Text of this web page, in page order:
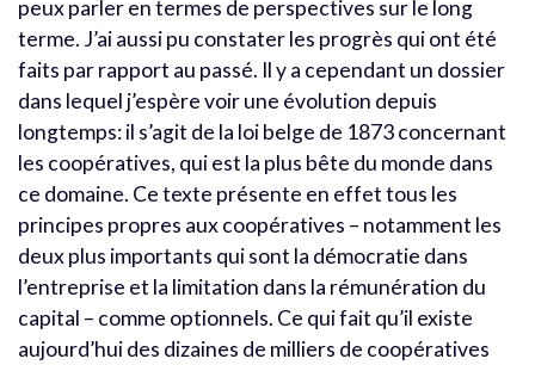
peux parler en termes de perspectives sur le long
terme. J’ai aussi pu constater les progrès qui ont été
faits par rapport au passé. Il y a cependant un dossier
dans lequel j’espère voir une évolution depuis
longtemps: il s’agit de la loi belge de 1873 concernant
les coopératives, qui est la plus bête du monde dans
ce domaine. Ce texte présente en effet tous les
principes propres aux coopératives – notamment les
deux plus importants qui sont la démocratie dans
l’entreprise et la limitation dans la rémunération du
capital – comme optionnels. Ce qui fait qu’il existe
aujourd’hui des dizaines de milliers de coopératives